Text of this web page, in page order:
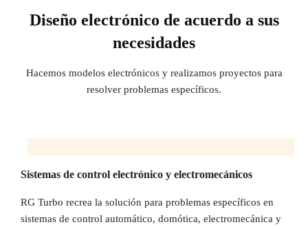
Diseño electrónico de acuerdo a sus
necesidades
Hacemos modelos electrónicos y realizamos proyectos para
resolver problemas específicos.
Sistemas de control electrónico y electromecánicos
RG Turbo recrea la solución para problemas específicos en
sistemas de control automático, domótica, electromecánica y